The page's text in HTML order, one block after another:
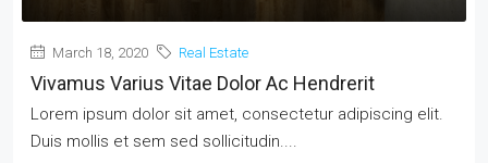
March 18, 2020 Real Estate
Vivamus Varius Vitae Dolor Ac Hendrerit
Lorem ipsum dolor sit amet, consectetur adipiscing elit.
Duis mollis et sem sed sollicitudin....